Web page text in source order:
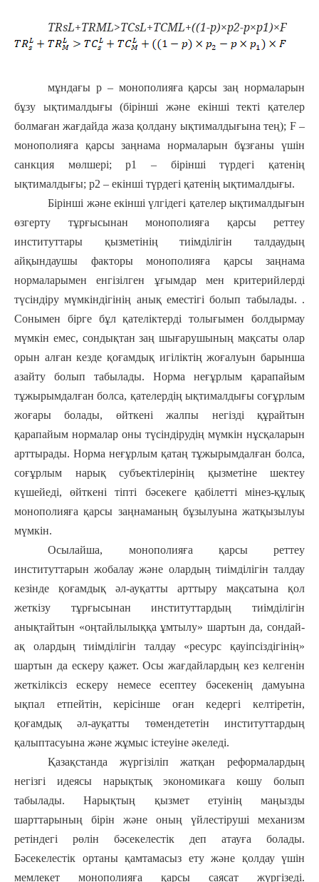
TRsL+TRML>TCsL+TCML+((1-p)×p2-p×p1)×F
мұндағы p – монополияға қарсы заң нормаларын
бұзу ықтималдығы (бірінші және екінші текті қателер
болмаған жағдайда жаза қолдану ықтималдығына тең); F –
монополияға қарсы заңнама нормаларын бұзғаны үшін
санкция мөлшері; p1 – бірінші түрдегі қатенің
ықтималдығы; p2 – екінші түрдегі қатенің ықтималдығы.
Бірінші және екінші үлгідегі қателер ықтималдығын
өзгерту тұрғысынан монополияға қарсы реттеу
институттары қызметінің тиімділігін талдаудың
айқындаушы факторы монополияға қарсы заңнама
нормаларымен енгізілген ұғымдар мен критерийлерді
түсіндіру мүмкіндігінің анық еместігі болып табылады. .
Сонымен бірге бұл қателіктерді толығымен болдырмау
мүмкін емес, сондықтан заң шығарушының мақсаты олар
орын алған кезде қоғамдық игіліктің жоғалуын барынша
азайту болып табылады. Норма неғұрлым қарапайым
тұжырымдалған болса, қателердің ықтималдығы соғұрлым
жоғары болады, өйткені жалпы негізді құрайтын
қарапайым нормалар оны түсіндірудің мүмкін нұсқаларын
арттырады. Норма неғұрлым қатаң тұжырымдалған болса,
соғұрлым нарық субъектілерінің қызметіне шектеу
күшейеді, өйткені тіпті бәсекеге қабілетті мінез-құлық
монополияға қарсы заңнаманың бұзылуына жатқызылуы
мүмкін.
Осылайша, монополияға қарсы реттеу
институттарын жобалау және олардың тиімділігін талдау
кезінде қоғамдық әл-ауқатты арттыру мақсатына қол
жеткізу тұрғысынан институттардың тиімділігін
анықтайтын «оңтайлылыққа ұмтылу» шартын да, сондай-
ақ олардың тиімділігін талдау «ресурс қауіпсіздігінің»
шартын да ескеру қажет. Осы жағдайлардың кез келгенін
жеткіліксіз ескеру немесе есептеу бәсекенің дамуына
ықпал етпейтін, керісінше оған кедергі келтіретін,
қоғамдық әл-ауқатты төмендететін институттардың
қалыптасуына және жұмыс істеуіне әкеледі.
Қазақстанда жүргізіліп жатқан реформалардың
негізгі идеясы нарықтық экономикаға көшу болып
табылады. Нарықтың қызмет етуінің маңызды
шарттарының бірін және оның үйлестіруші механизм
ретіндегі рөлін бәсекелестік деп атауға болады.
Бәсекелестік ортаны қамтамасыз ету және қолдау үшін
мемлекет монополияға қарсы саясат жүргізеді.